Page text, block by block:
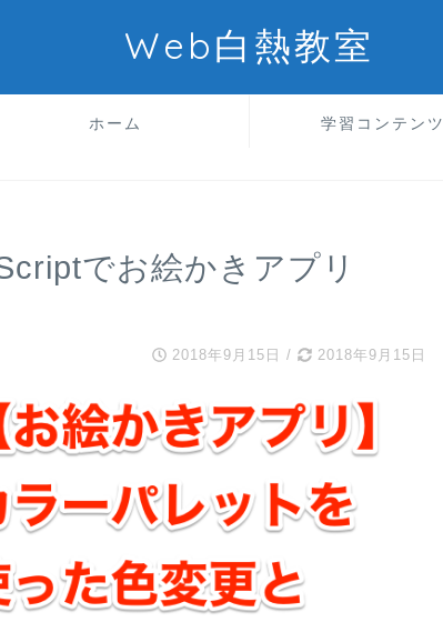
Web白熱教室
ホーム 学習コンテンツ
でお絵かきアプリ
2018年9月15日 / 2018年9月15日